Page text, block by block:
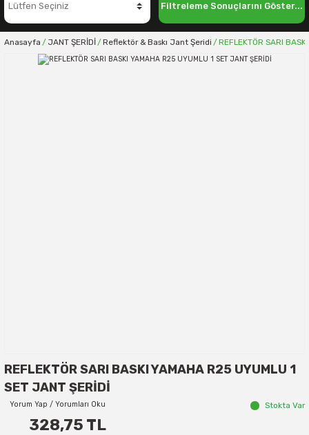
Filtreleme Sonuçlarını Göster...
Anasayfa JANT ŞERİDİ Reflektör & Baskı Jant Şeridi REFLEKTÖR SARI
REFLEKTÖR SARI BASKI YAMAHA R25 UYUMLU 1
SET JANT ŞERİDİ
Yorum Yap / Yorumları Oku Stokta Var
328,75 TL